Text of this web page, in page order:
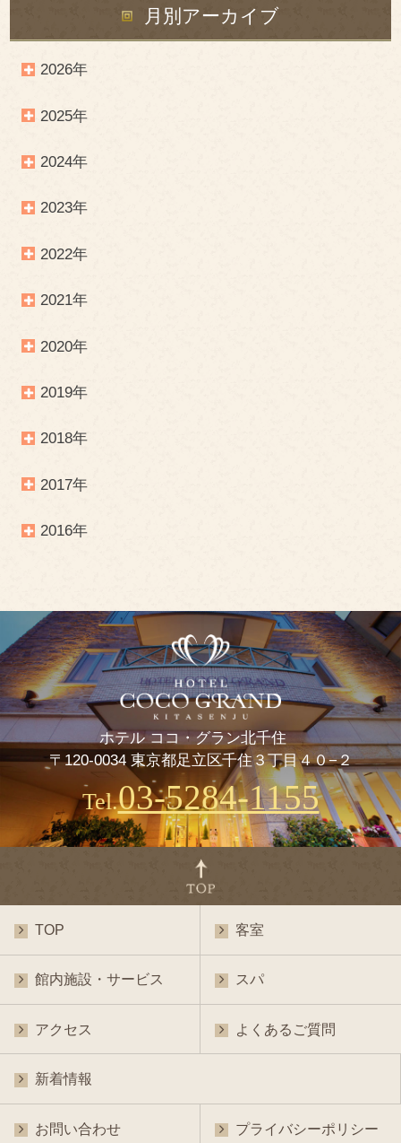
月別アーカイブ
2026年
2025年
2024年
2023年
2022年
2021年
2020年
2019年
2018年
2017年
2016年
ホテル ココ・グラン北千住
〒120-0034 東京都足立区千住３丁目４０−２
Tel.03-5284-1155
TOP 客室
館内施設・サービス スパ
アクセス よくあるご質問
新着情報
お問い合わせ プライバシーポリシー